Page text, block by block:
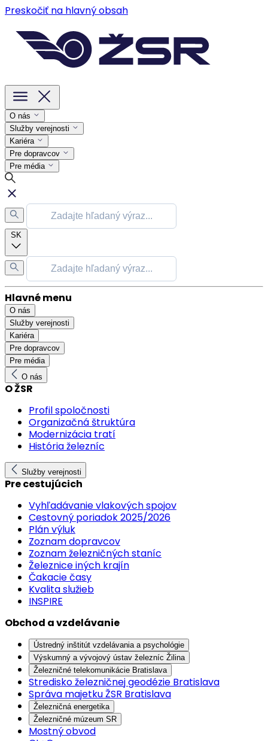
Preskočiť na hlavný obsah
O nás
Služby verejnosti
Kariéra
Pre dopravcov
Pre média
SK
Hlavné menu
O nás
Služby verejnosti
Kariéra
Pre dopravcov
Pre média
O nás
O ŽSR
Profil spoločnosti
Organizačná štruktúra
Modernizácia tratí
História železníc
Služby verejnosti
Pre cestujúcich
Vyhľadávanie vlakových spojov
Cestovný poriadok 2025/2026
Plán výluk
Zoznam dopravcov
Zoznam železničných staníc
Železnice iných krajín
Čakacie časy
Kvalita služieb
INSPIRE
Obchod a vzdelávanie
Ústredný inštitút vzdelávania a psychológie
Výskumný a vývojový ústav železníc Žilina
Železničné telekomunikácie Bratislava
Stredisko železničnej geodézie Bratislava
Správa majetku ŽSR Bratislava
Železničná energetika
Železničné múzeum SR
Mostný obvod